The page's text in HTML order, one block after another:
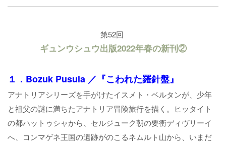
第52回
ギュンウシュウ出版2022年春の新刊②
１．Bozuk Pusula ／『こわれた羅針盤』
アナトリアシリーズを手がけたイスメト・ベルタンが、少年
と祖父の謎に満ちたアナトリア冒険旅行を描く。ヒッタイト
の都ハットゥシャから、セルジューク朝の要衝ディヴリーイ
へ、コンマゲネ王国の遺跡がのこるネムルト山から、いまだ